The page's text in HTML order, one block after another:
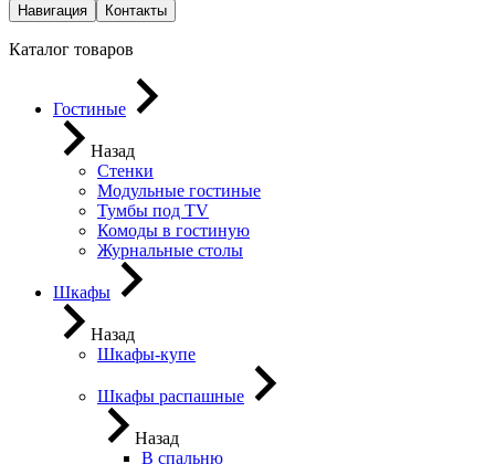
Навигация Контакты
Каталог товаров
Гостиные
Назад
Стенки
Модульные гостиные
Тумбы под ТV
Комоды в гостиную
Журнальные столы
Шкафы
Назад
Шкафы-купе
Шкафы распашные
Назад
В спальню